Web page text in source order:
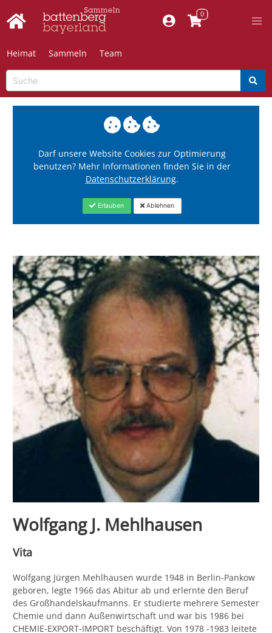
Heimat Sammeln Team
Darf unsere Website Cookies zur Optimierung
benutzen? Mehr Informationen finden Sie in der
Datenschutzerklärung.
Erlauben Ablehnen
Wolfgang J. Mehlhausen
Vita
Wolfgang Jürgen Mehlhausen wurde 1948 in Berlin-Pankow
geboren, legte 1966 das Abitur ab und erlernte den Beruf
des Großhandelskaufmanns. Er studierte mehrere Semester
Chemie und dann Außenwirtschaft und war bis 1986 bei
CHEMIE-EXPORT-IMPORT beschäftigt. Von 1978 -1983 leitete